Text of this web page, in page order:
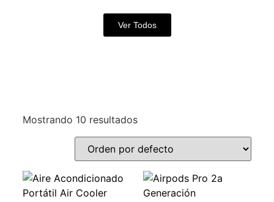
Ver Todos
Mostrando 10 resultados